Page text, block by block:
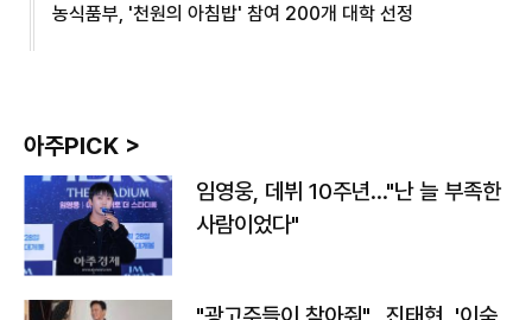
농식품부, '천원의 아침밥' 참여 200개 대학 선정
아주PICK >
임영웅, 데뷔 10주년…"난 늘 부족한
사람이었다"